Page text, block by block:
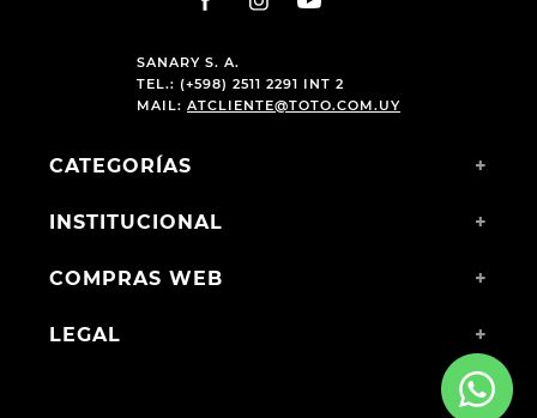
SANARY S. A.
TEL.: (+598) 2511 2291 INT 2
MAIL: ATCLIENTE@TOTO.COM.UY
CATEGORÍAS +
INSTITUCIONAL +
COMPRAS WEB +
LEGAL +